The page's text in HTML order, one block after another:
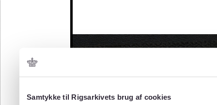
Samtykke til Rigsarkivets brug af cookies